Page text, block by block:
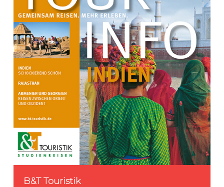
B&T Touristik